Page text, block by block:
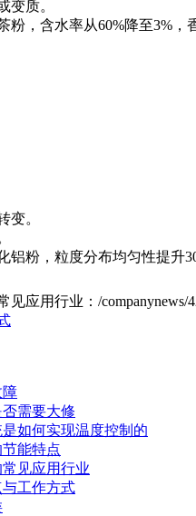
变质。
，含水率从60%降至3%，
变。
粉，粒度分布均匀性提升
见应用行业： /companynews/
障
需要大修
如何实现温度控制的
能特点
见应用行业
工作方式